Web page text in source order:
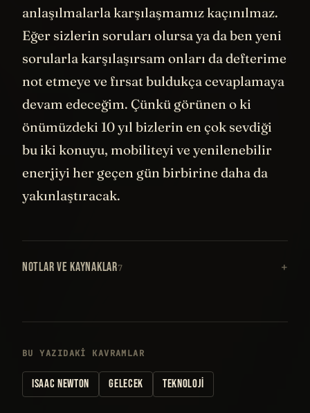
anlaşılmalarla karşılaşmamız kaçınılmaz.
Eğer sizlerin soruları olursa ya da ben yeni
sorularla karşılaşırsam onları da defterime
not etmeye ve fırsat buldukça cevaplamaya
devam edeceğim. Çünkü görünen o ki
önümüzdeki 10 yıl bizlerin en çok sevdiği
bu iki konuyu, mobiliteyi ve yenilenebilir
enerjiyi her geçen gün birbirine daha da
yakınlaştıracak.
NOTLAR VE KAYNAKLAR7
BU YAZIDAKI KAVRAMLAR
ISAAC NEWTON GELECEK TEKNOLOJI